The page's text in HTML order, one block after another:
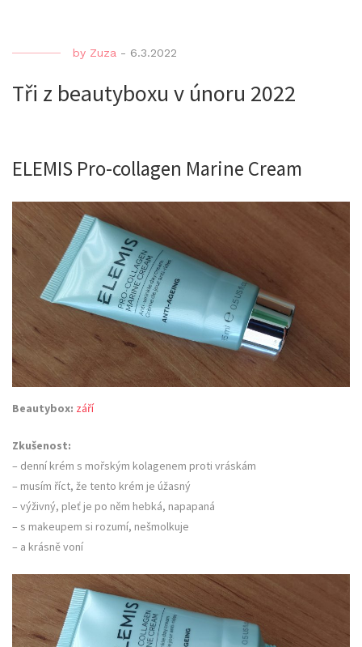
by Zuza - 6.3.2022
Tři z beautyboxu v únoru 2022
ELEMIS Pro-collagen Marine Cream
Beautybox: září
Zkušenost:
– denní krém s mořským kolagenem proti vráskám
– musím říct, že tento krém je úžasný
– výživný, pleť je po něm hebká, napapaná
– s makeupem si rozumí, nešmolkuje
– a krásně voní